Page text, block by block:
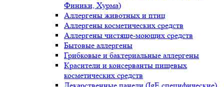
Финики, Хурма)
Аллергены животных и птиц
Аллергены косметических средств
Аллергены чистяще-моющих средств
Бытовые аллергены
Грибковые и бактериальные аллергены
Красители и консерванты пищевых
косметических средств